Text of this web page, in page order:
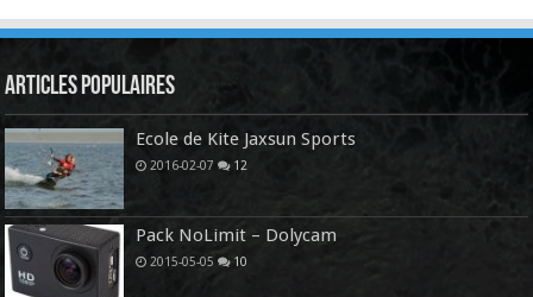
Articles Populaires
Ecole de Kite Jaxsun Sports
2016-02-07 12
Pack NoLimit – Dolycam
2015-05-05 10